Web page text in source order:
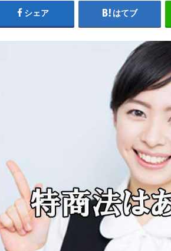
シェア はてブ